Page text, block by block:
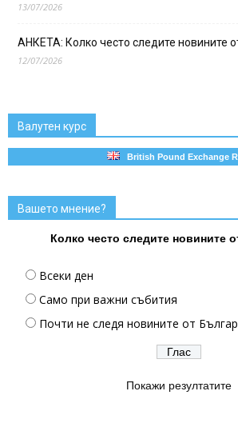
13/07/2026
АНКЕТА: Колко често следите новините
12/07/2026
Валутен курс
British Pound Exchange
Вашето мнение?
Колко често следите новините
Всеки ден
Само при важни събития
Почти не следя новините от
Покажи резултатите